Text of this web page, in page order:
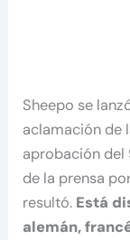
Sheepo se
aclamación de
aprobación del
de la prensa
resultó. Está
alemán,